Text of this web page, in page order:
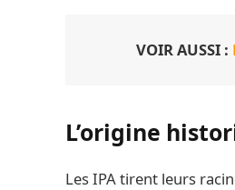
VOIR AUSSI :
L’origine
Les IPA tirent leurs